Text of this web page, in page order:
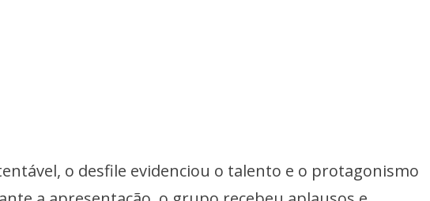
o desfile evidenciou o talento e o protagonismo